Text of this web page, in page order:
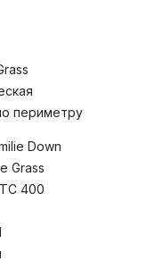
создает
поддержку
шеи во время
позволяет пуху
и сделает эти
Хлопковый сатин и
породы
создать отличную
Стирка при
периметру
Down
Grass
400